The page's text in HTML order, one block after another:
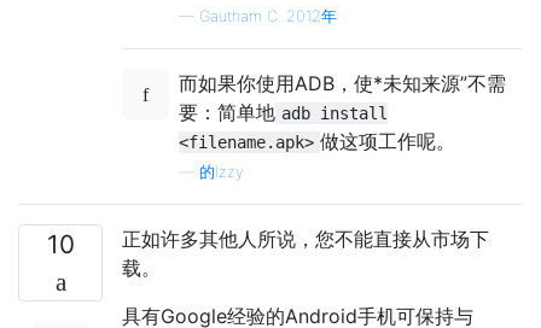
— Gautham C. 2012年
而如果你使用ADB，使*未知来源”不需
要：简单地 adb install
<filename.apk> 做这项工作呢。
的Izzy
10
正如许多其他人所说，您不能直接从市场下
载。
具有Google经验的Android手机可保持与